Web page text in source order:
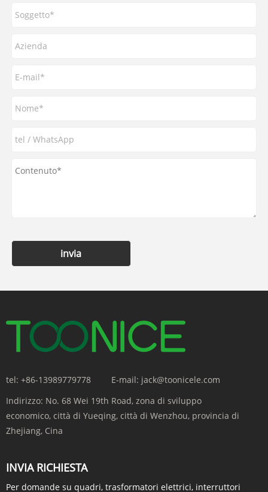
invia
tel: +86-13989779778 E-mail: jack@toonicele.com
Indirizzo: No. 68 Wei 19th Road, zona di sviluppo
economico, città di Yueqing, città di Wenzhou, provincia di
Zhejiang, Cina
INVIA RICHIESTA
Per domande su quadri, trasformatori elettrici, interruttori